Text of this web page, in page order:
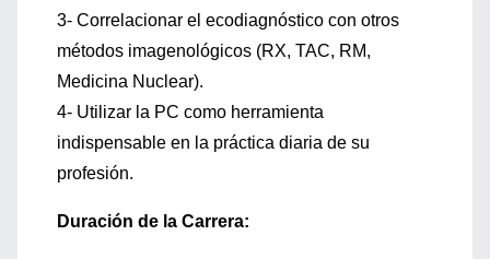
3- Correlacionar el ecodiagnóstico con otros
métodos imagenológicos (RX, TAC, RM,
Medicina Nuclear).
4- Utilizar la PC como herramienta
indispensable en la práctica diaria de su
profesión.
Duración de la Carrera: